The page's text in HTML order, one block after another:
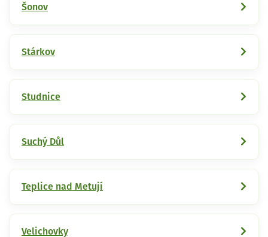
Šonov
Stárkov
Studnice
Suchý Důl
Teplice nad Metují
Velichovky